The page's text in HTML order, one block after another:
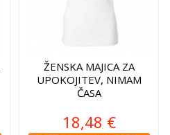
ŽENSKA MAJICA ZA
UPOKOJITEV, NIMAM
ČASA
18,48 €